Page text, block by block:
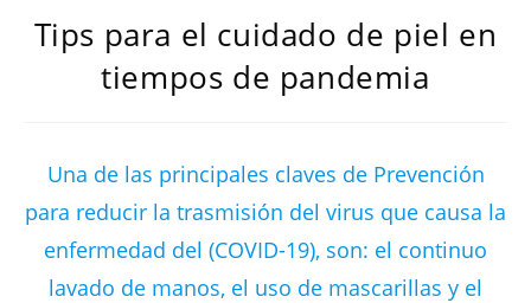
Tips para el cuidado de piel en
tiempos de pandemia
Una de las principales claves de Prevención
para reducir la trasmisión del virus que causa la
enfermedad del (COVID-19), son: el continuo
lavado de manos, el uso de mascarillas y el